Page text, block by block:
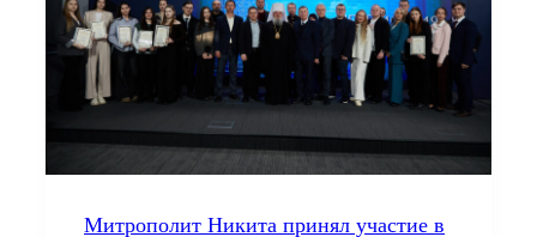
Митрополит Никита принял участие в